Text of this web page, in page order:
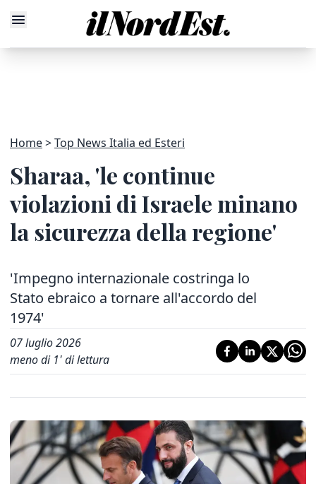
Home Top News Italia ed Esteri
Sharaa, 'le continue
violazioni di Israele minano
la sicurezza della regione'
'Impegno internazionale costringa lo
Stato ebraico a tornare all'accordo del
1974'
07 luglio 2026
meno di 1' di lettura